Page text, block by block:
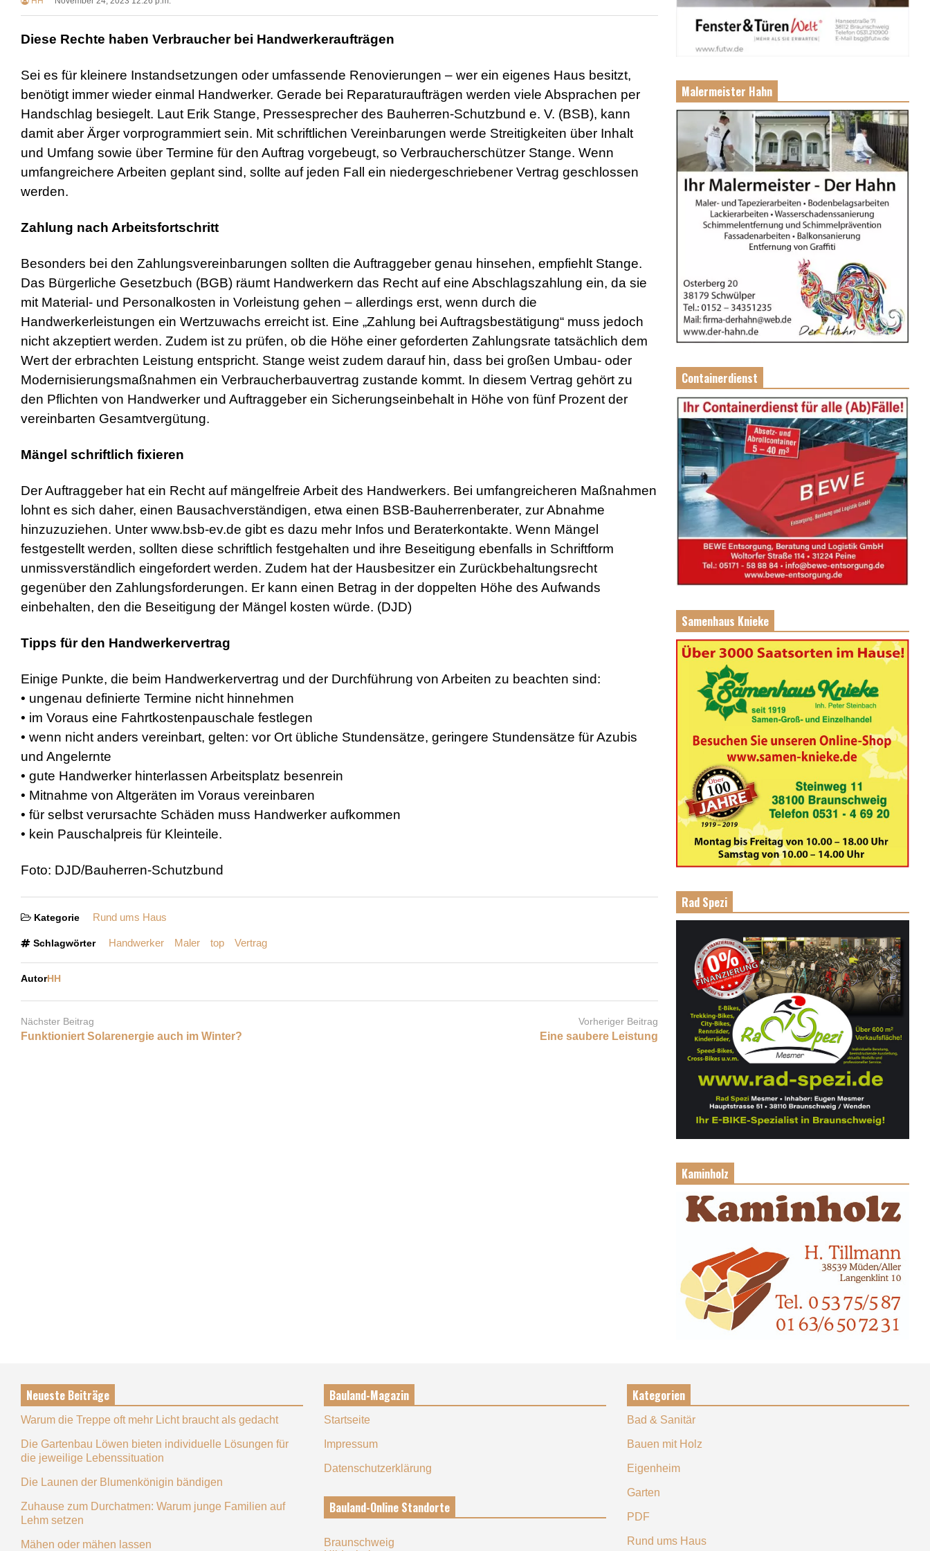
Diese Rechte haben Verbraucher bei Handwerkeraufträgen
Sei es für kleinere Instandsetzungen oder umfassende Renovierungen – wer ein eigenes Haus besitzt,
benötigt immer wieder einmal Handwerker. Gerade bei Reparaturaufträgen werden viele Absprachen per
Handschlag besiegelt. Laut Erik Stange, Pressesprecher des Bauherren-Schutzbund e. V. (BSB), kann
damit aber Ärger vorprogrammiert sein. Mit schriftlichen Vereinbarungen werde Streitigkeiten über Inhalt
und Umfang sowie über Termine für den Auftrag vorgebeugt, so Verbraucherschützer Stange. Wenn
umfangreichere Arbeiten geplant sind, sollte auf jeden Fall ein niedergeschriebener Vertrag geschlossen
werden.
Zahlung nach Arbeitsfortschritt
Besonders bei den Zahlungsvereinbarungen sollten die Auftraggeber genau hinsehen, empfiehlt Stange.
Das Bürgerliche Gesetzbuch (BGB) räumt Handwerkern das Recht auf eine Abschlagszahlung ein, da sie
mit Material- und Personalkosten in Vorleistung gehen – allerdings erst, wenn durch die
Handwerkerleistungen ein Wertzuwachs erreicht ist. Eine „Zahlung bei Auftragsbestätigung“ muss jedoch
nicht akzeptiert werden. Zudem ist zu prüfen, ob die Höhe einer geforderten Zahlungsrate tatsächlich dem
Wert der erbrachten Leistung entspricht. Stange weist zudem darauf hin, dass bei großen Umbau- oder
Modernisierungsmaßnahmen ein Verbraucherbauvertrag zustande kommt. In diesem Vertrag gehört zu
den Pflichten von Handwerker und Auftraggeber ein Sicherungseinbehalt in Höhe von fünf Prozent der
vereinbarten Gesamtvergütung.
Mängel schriftlich fixieren
Der Auftraggeber hat ein Recht auf mängelfreie Arbeit des Handwerkers. Bei umfangreicheren Maßnahmen
lohnt es sich daher, einen Bausachverständigen, etwa einen BSB-Bauherrenberater, zur Abnahme
hinzuzuziehen. Unter www.bsb-ev.de gibt es dazu mehr Infos und Beraterkontakte. Wenn Mängel
festgestellt werden, sollten diese schriftlich festgehalten und ihre Beseitigung ebenfalls in Schriftform
unmissverständlich eingefordert werden. Zudem hat der Hausbesitzer ein Zurückbehaltungsrecht
gegenüber den Zahlungsforderungen. Er kann einen Betrag in der doppelten Höhe des Aufwands
einbehalten, den die Beseitigung der Mängel kosten würde. (DJD)
Tipps für den Handwerkervertrag
Einige Punkte, die beim Handwerkervertrag und der Durchführung von Arbeiten zu beachten sind:
• ungenau definierte Termine nicht hinnehmen
• im Voraus eine Fahrtkostenpauschale festlegen
• wenn nicht anders vereinbart, gelten: vor Ort übliche Stundensätze, geringere Stundensätze für Azubis
und Angelernte
• gute Handwerker hinterlassen Arbeitsplatz besenrein
• Mitnahme von Altgeräten im Voraus vereinbaren
• für selbst verursachte Schäden muss Handwerker aufkommen
• kein Pauschalpreis für Kleinteile.
Foto: DJD/Bauherren-Schutzbund
Kategorie Rund ums Haus
Schlagwörter Handwerker Maler top Vertrag
AutorHH
Nächster Beitrag
Funktioniert Solarenergie auch im Winter?
Vorheriger Beitrag
Eine saubere Leistung
Malermeister Hahn
Containerdienst
Samenhaus Knieke
Rad Spezi
Kaminholz
Neueste Beiträge
Warum die Treppe oft mehr Licht braucht als gedacht
Die Gartenbau Löwen bieten individuelle Lösungen für
die jeweilige Lebenssituation
Die Launen der Blumenkönigin bändigen
Zuhause zum Durchatmen: Warum junge Familien auf
Lehm setzen
Mähen oder mähen lassen
Bauland-Magazin
Startseite
Impressum
Datenschutzerklärung
Bauland-Online Standorte
Braunschweig
Kategorien
Bad & Sanitär
Bauen mit Holz
Eigenheim
Garten
PDF
Rund ums Haus